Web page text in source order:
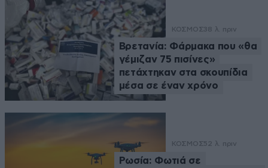
ΚΟΣΜΟΣ38 λ. πριν
Βρετανία: Φάρμακα που «θα
γέμιζαν 75 πισίνες»
πετάχτηκαν στα σκουπίδια
μέσα σε έναν χρόνο
ΚΟΣΜΟΣ52 λ. πριν
Ρωσία: Φωτιά σε